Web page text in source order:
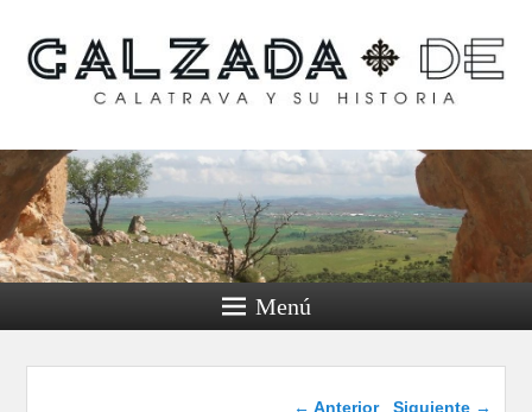
Calzada de Calatrava y
su historia
Menú
Navegación de
← Anterior Siguiente →